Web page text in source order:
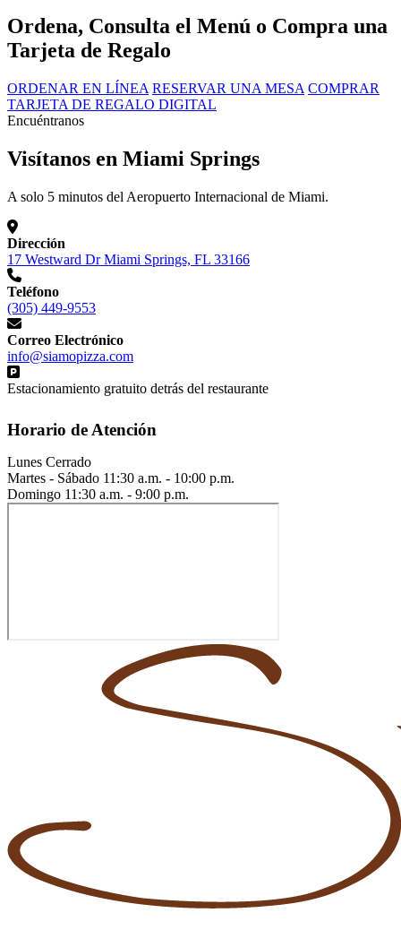
Ordena, Consulta el Menú o Compra una
Tarjeta de Regalo
ORDENAR EN LÍNEA RESERVAR UNA MESA COMPRAR
TARJETA DE REGALO DIGITAL
Encuéntranos
Visítanos en Miami Springs
A solo 5 minutos del Aeropuerto Internacional de Miami.
Dirección
17 Westward Dr Miami Springs, FL 33166
Teléfono
(305) 449-9553
Correo Electrónico
info@siamopizza.com
Estacionamiento gratuito detrás del restaurante
Horario de Atención
Lunes Cerrado
Martes - Sábado 11:30 a.m. - 10:00 p.m.
Domingo 11:30 a.m. - 9:00 p.m.